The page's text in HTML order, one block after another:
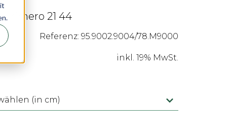
21 44
Referenz: 95.9002.9004/78.M9000
inkl. 19% MwSt.
(in cm)